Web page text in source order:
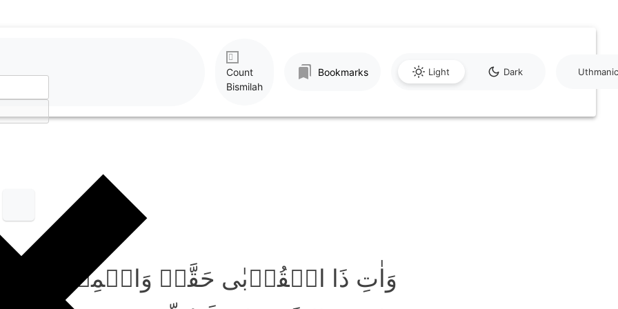
Count
Bismilah
Bookmarks Light Dark Uthmanic
وَاٰتِ ذَا الۡقُرۡبٰی حَقَّہٗ وَالۡمِسۡکِیۡنَ